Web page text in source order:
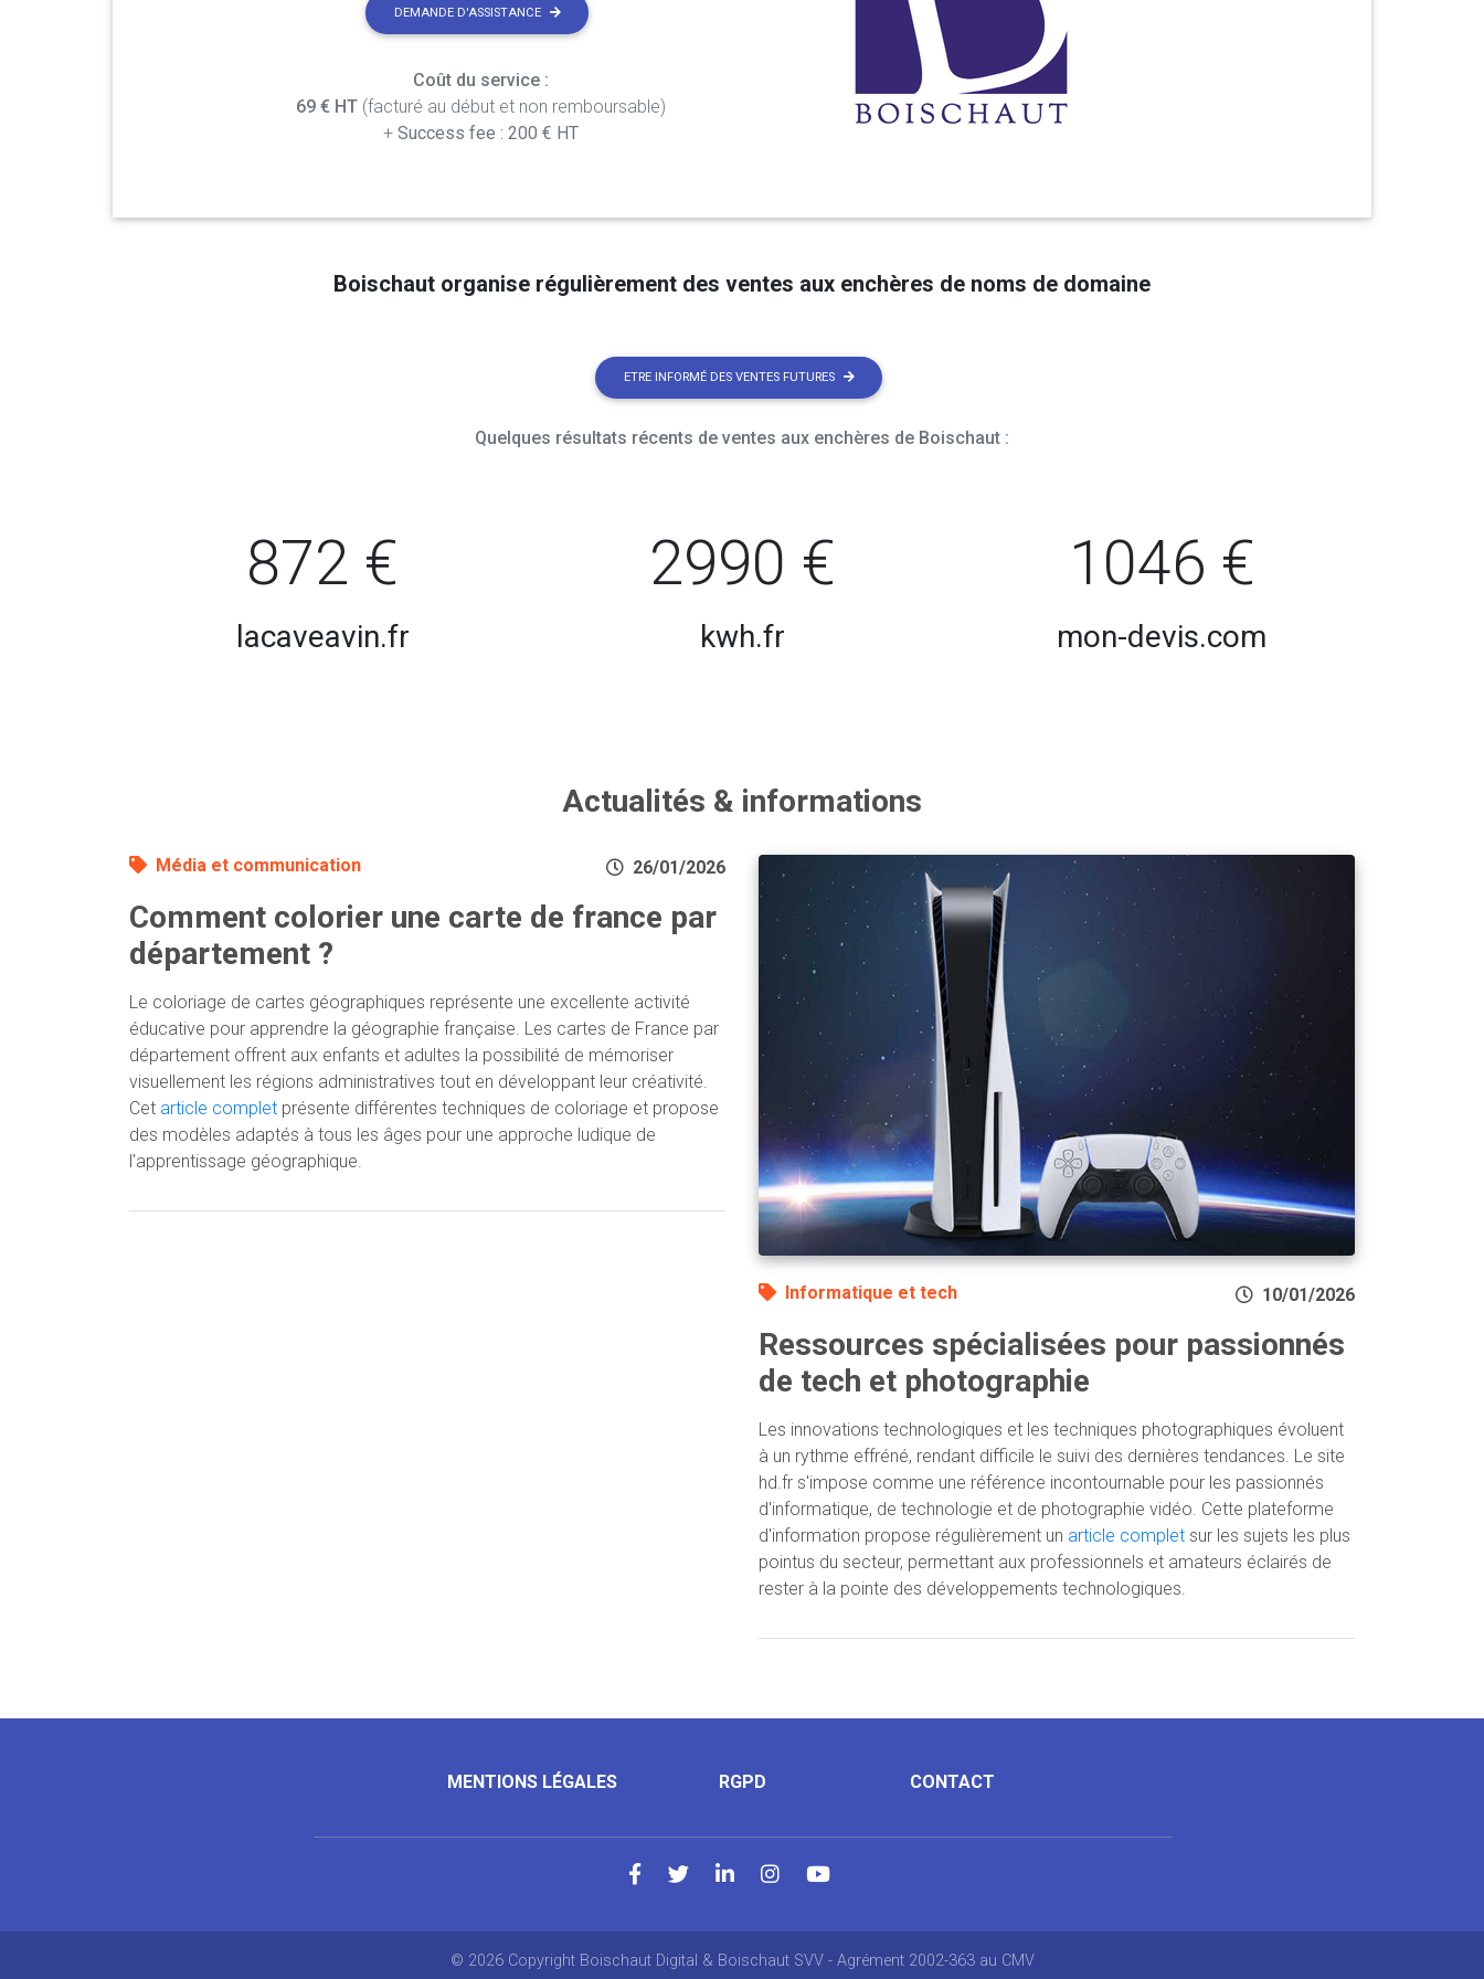
DEMANDE D'ASSISTANCE
Coût du service :
69 € HT(facturé au début et non remboursable)
+ Success fee : 200 € HT
Boischaut organise régulièrement des ventes aux enchères de noms de domaine
ETRE INFORMÉ DES VENTES FUTURES
Quelques résultats récents de ventes aux enchères de Boischaut :
872 €
lacaveavin.fr
2990 €
kwh.fr
1046 €
mon-devis.com
Actualités & informations
Média et communication 26/01/2026
Comment colorier une carte de france par
département ?
Le coloriage de cartes géographiques représente une excellente activité
éducative pour apprendre la géographie française. Les cartes de France par
département offrent aux enfants et adultes la possibilité de mémoriser
visuellement les régions administratives tout en développant leur créativité.
Cet article complet présente différentes techniques de coloriage et propose
des modèles adaptés à tous les âges pour une approche ludique de
l'apprentissage géographique.
Informatique et tech 10/01/2026
Ressources spécialisées pour passionnés
de tech et photographie
Les innovations technologiques et les techniques photographiques évoluent
à un rythme effréné, rendant difficile le suivi des dernières tendances. Le site
hd.fr s'impose comme une référence incontournable pour les passionnés
d'informatique, de technologie et de photographie vidéo. Cette plateforme
d'information propose régulièrement un article complet sur les sujets les plus
pointus du secteur, permettant aux professionnels et amateurs éclairés de
rester à la pointe des développements technologiques.
MENTIONS LÉGALES RGPD CONTACT
© 2026 Copyright Boischaut Digital & Boischaut SVV - Agrément 2002-363 au CMV